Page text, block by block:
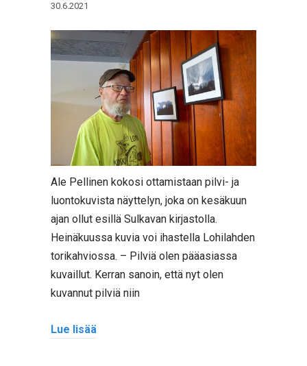
30.6.2021
Ale Pellinen kokosi ottamistaan pilvi- ja
luontokuvista näyttelyn, joka on kesäkuun
ajan ollut esillä Sulkavan kirjastolla.
Heinäkuussa kuvia voi ihastella Lohilahden
torikahviossa. – Pilviä olen pääasiassa
kuvaillut. Kerran sanoin, että nyt olen
kuvannut pilviä niin
Lue lisää